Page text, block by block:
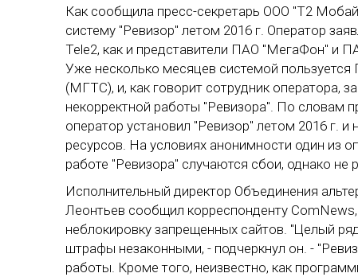
Как сообщила пресс-секретарь ООО "Т2
систему "Ревизор" летом 2016 г. Оператор
Tele2, как и представители ПАО "МегаФон" и
Уже несколько месяцев системой
(МГТС), и, как говорит сотрудник оператора,
некорректной работы "Ревизора". По
оператор установил "Ревизор" летом 2016 г.
ресурсов. На условиях анонимности один из
работе "Ревизора" случаются сбои, однако не
Исполнительный директор Объединения
Леонтьев сообщил корреспонденту
неблокировку запрещенных сайтов. "Целый
штрафы незаконными, - подчеркнул он. -
работы. Кроме того, неизвестно, как